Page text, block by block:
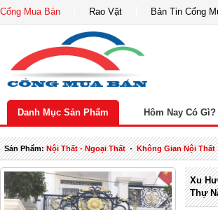
Cổng Mua Bán Rao Vặt Bản Tin Cổng
Danh Mục Sản Phẩm Hôm Nay Có Gì?
Sản Phẩm:Nội Thất - Ngoại Thất-Không Gian Nội Thất
Xu
Thự